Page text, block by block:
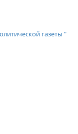
газеты "